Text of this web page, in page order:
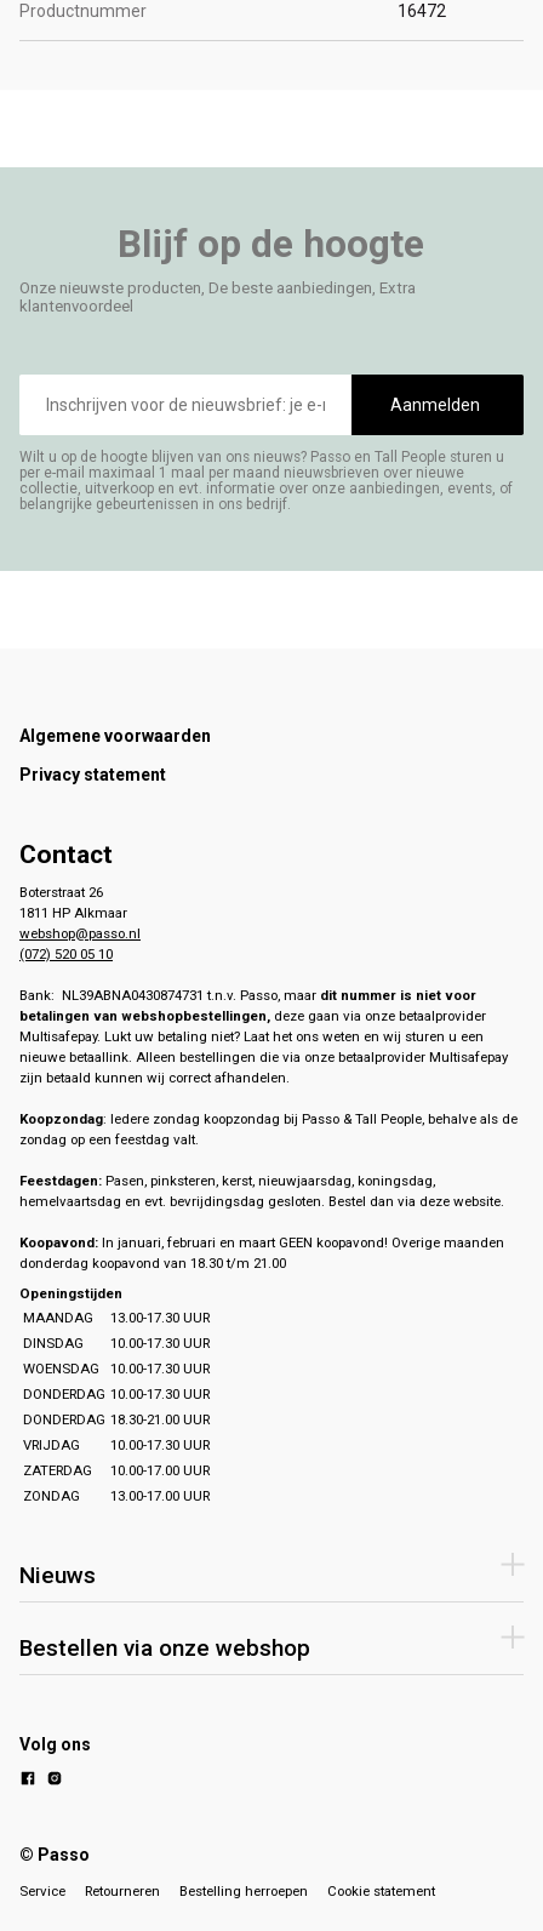
Productnummer 16472
Blijf op de hoogte
Onze nieuwste producten, De beste aanbiedingen, Extra
klantenvoordeel
mailadres
Aanmelden
Wilt u op de hoogte blijven van ons nieuws? Passo en Tall People sturen u
per e-mail maximaal 1 maal per maand nieuwsbrieven over nieuwe
collectie, uitverkoop en evt. informatie over onze aanbiedingen, events, of
belangrijke gebeurtenissen in ons bedrijf.
Footer
Algemene voorwaarden
Privacy statement
Contact
Boterstraat 26
1811 HP Alkmaar
webshop@passo.nl
(072) 520 05 10
Bank: NL39ABNA0430874731 t.n.v. Passo, maar dit nummer is niet voor
betalingen van webshopbestellingen, deze gaan via onze betaalprovider
Multisafepay. Lukt uw betaling niet? Laat het ons weten en wij sturen u een
nieuwe betaallink. Alleen bestellingen die via onze betaalprovider Multisafepay
zijn betaald kunnen wij correct afhandelen.
Koopzondag: Iedere zondag koopzondag bij Passo & Tall People, behalve als de
zondag op een feestdag valt.
Feestdagen: Pasen, pinksteren, kerst, nieuwjaarsdag, koningsdag,
hemelvaartsdag en evt. bevrijdingsdag gesloten. Bestel dan via deze website.
Koopavond: In januari, februari en maart GEEN koopavond! Overige maanden
donderdag koopavond van 18.30 t/m 21.00
Openingstijden
MAANDAG
13.00-17.30 UUR
DINSDAG
10.00-17.30 UUR
WOENSDAG
10.00-17.30 UUR
DONDERDAG 10.00-17.30 UUR
DONDERDAG 18.30-21.00 UUR
VRIJDAG
10.00-17.30 UUR
ZATERDAG
10.00-17.00 UUR
ZONDAG
13.00-17.00 UUR
Nieuws
Bestellen via onze webshop
Volg ons
© Passo
Service Retourneren Bestelling herroepen Cookie statement